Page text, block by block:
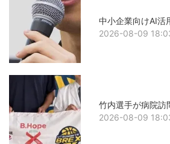
中小企業向けAI活
2026-08-09
竹内選手が病院訪
2026-08-09